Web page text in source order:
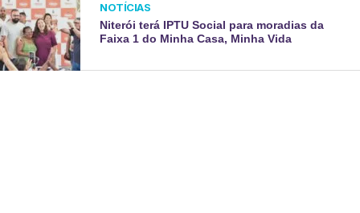
NOTÍCIAS
Niterói terá IPTU Social para moradias da
Faixa 1 do Minha Casa, Minha Vida